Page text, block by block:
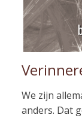
We zijn
anders. Dat